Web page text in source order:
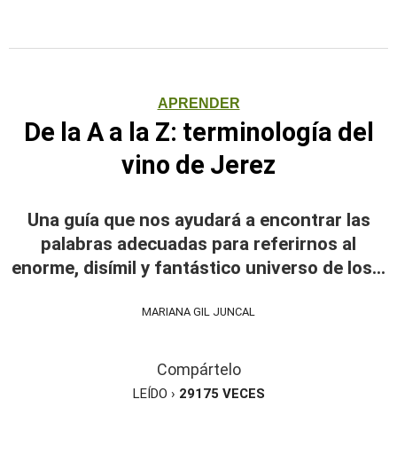
APRENDER
De la A a la Z: terminología del
vino de Jerez
Una guía que nos ayudará a encontrar las
palabras adecuadas para referirnos al
enorme, disímil y fantástico universo de los...
MARIANA GIL JUNCAL
Compártelo
LEÍDO › 29175 VECES